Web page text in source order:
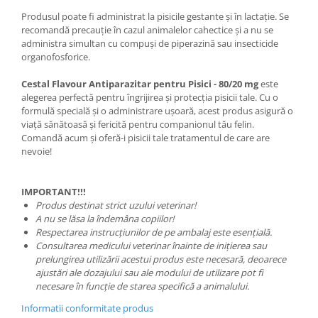
Produsul poate fi administrat la pisicile gestante și în lactație. Se
recomandă precauție în cazul animalelor cahectice și a nu se
administra simultan cu compuși de piperazină sau insecticide
organofosforice.
Cestal Flavour Antiparazitar pentru Pisici - 80/20 mgeste
alegerea perfectă pentru îngrijirea și protecția pisicii tale. Cu o
formulă specială și o administrare ușoară, acest produs asigură o
viață sănătoasă și fericită pentru companionul tău felin.
Comandă acum și oferă-i pisicii tale tratamentul de care are
nevoie!
IMPORTANT!!!
Produs destinat strict uzului veterinar!
A nu se lăsa la îndemâna copiilor!
Respectarea instrucțiunilor de pe ambalaj este esențială.
Consultarea medicului veterinar înainte de inițierea sau
prelungirea utilizării acestui produs este necesară, deoarece
ajustări ale dozajului sau ale modului de utilizare pot fi
necesare în funcție de starea specifică a animalului.
Informatii conformitate produs